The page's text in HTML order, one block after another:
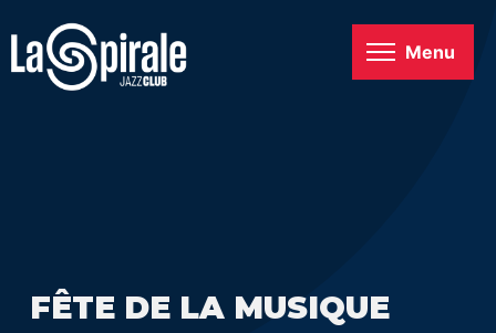
Menu
FÊTE DE LA MUSIQUE